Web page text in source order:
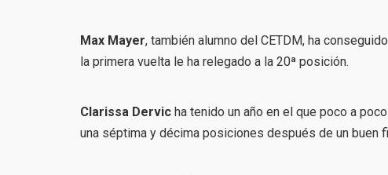
Max Mayer, también alumno del CETDM, ha
la primera vuelta le ha relegado a la 20ª posición.
Clarissa Dervic ha tenido un año en el que poco a
una séptima y décima posiciones después de un buen